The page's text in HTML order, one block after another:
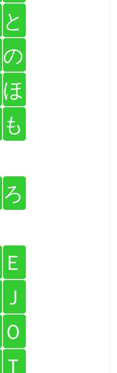
と
の
ほ
も
ろ
Ｅ
Ｊ
Ｏ
Ｔ